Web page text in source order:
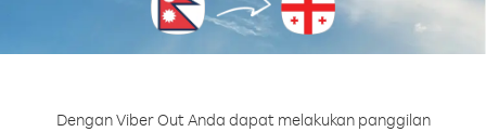
Dengan Viber Out Anda dapat melakukan panggilan